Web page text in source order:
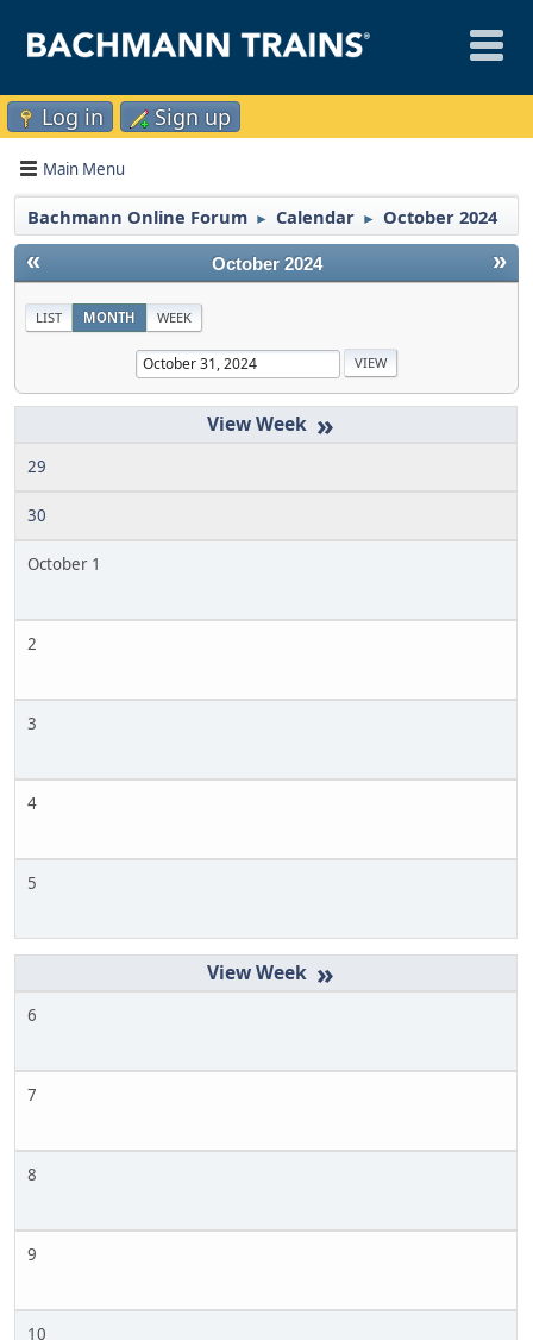
Log in Sign up
Main Menu
Bachmann Online Forum ► Calendar ► October 2024
« »
October 2024
LIST MONTH WEEK
»
29
30
October 1
2
3
4
5
»
6
7
8
9
10